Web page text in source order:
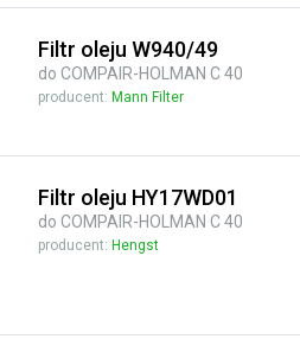
Filtr oleju W940/49
do COMPAIR-HOLMAN C 40
producent: Mann Filter
Filtr oleju HY17WD01
do COMPAIR-HOLMAN C 40
producent: Hengst